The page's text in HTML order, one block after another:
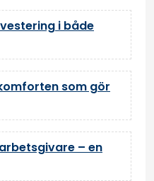
i både
som gör
– en